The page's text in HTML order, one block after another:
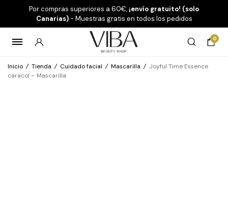
Por compras superiores a 60€, ¡envío gratuito! (solo
Canarias)- Muestras gratis en todos los pedidos
0
Inicio / Tienda / Cuidado facial / Mascarilla / Joyful Time Essence
caracol – Mascarilla